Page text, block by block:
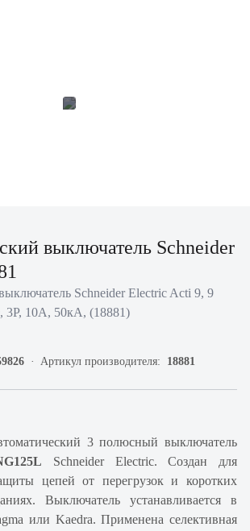
выключатель Schneider
Schneider Electric Acti 9, 9
3P, 10А, 50кА, (18881)
Артикул производителя: 18881
Schneider Electric. Создан для
цепей от перегрузок и коротких
Выключатель устанавливается в
или Kaedra. Применена селективная